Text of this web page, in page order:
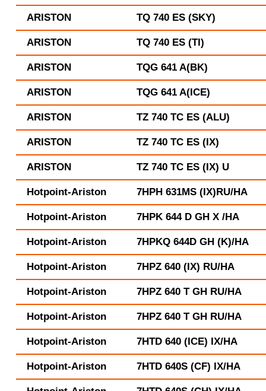
ARISTON TQ 740 ES (SKY)
ARISTON TQ 740 ES (TI)
ARISTON TQG 641 A(BK)
ARISTON TQG 641 A(ICE)
ARISTON TZ 740 TC ES (ALU)
ARISTON TZ 740 TC ES (IX)
ARISTON TZ 740 TC ES (IX) U
Hotpoint-Ariston 7HPH 631MS (IX)RU/HA
Hotpoint-Ariston 7HPK 644 D GH X /HA
Hotpoint-Ariston 7HPKQ 644D GH (K)/HA
Hotpoint-Ariston 7HPZ 640 (IX) RU/HA
Hotpoint-Ariston 7HPZ 640 T GH RU/HA
Hotpoint-Ariston 7HPZ 640 T GH RU/HA
Hotpoint-Ariston 7HTD 640 (ICE) IX/HA
Hotpoint-Ariston 7HTD 640S (CF) IX/HA